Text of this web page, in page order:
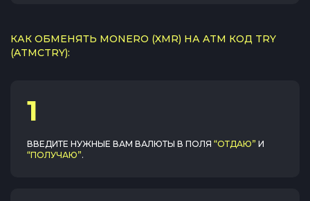
КАК ОБМЕНЯТЬ MONERO (XMR) НА ATM КОД TRY
(ATMCTRY):
1
ВВЕДИТЕ НУЖНЫЕ ВАМ ВАЛЮТЫ В ПОЛЯ “ОТДАЮ” И
“ПОЛУЧАЮ”.